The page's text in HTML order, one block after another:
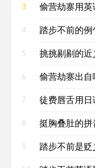
3 偷营劫寨用英
4 踏步不前的例
5 挑挑剔剔的近
6 偷营劫寨出自
7 徒费唇舌用日
8 挺胸叠肚的拼
9 踏步不前是贬